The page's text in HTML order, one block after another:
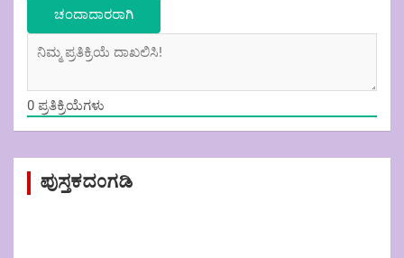
0 ಪ್ರತಿಕ್ರಿಯೆಗಳು
ಪುಸ್ತಕದಂಗಡಿ